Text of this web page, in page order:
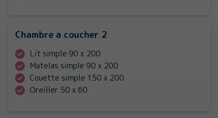
Chambre a coucher 2
Lit simple 90 x 200
Matelas simple 90 x 200
Couette simple 150 x 200
Oreiller 50 x 60